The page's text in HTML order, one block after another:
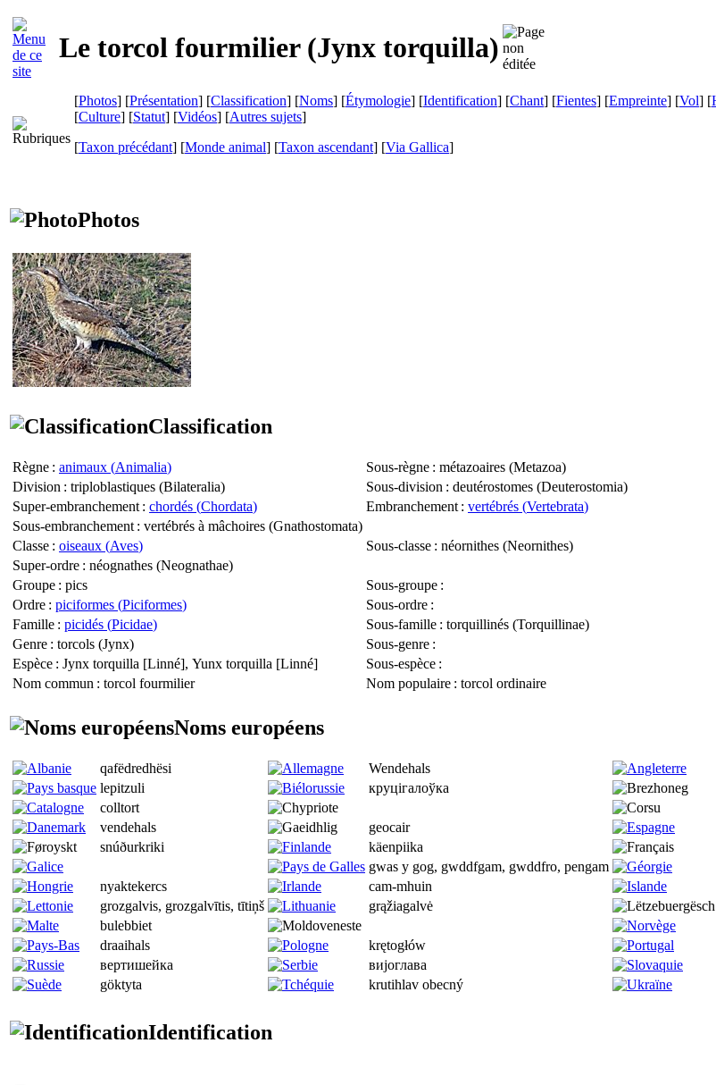
Le torcol fourmilier (Jynx torquilla)
[Photos] [Présentation] [Classification] [Noms] [Étymologie] [Identification] [Chant] [Fientes] [Empreinte] [Vol] [
[Culture] [Statut] [Vidéos] [Autres sujets]
[Taxon précédant] [Monde animal] [Taxon ascendant] [Via Gallica]
Photos
Classification
Règne : animaux (Animalia) Sous-règne : métazoaires (Metazoa)
Division : triploblastiques (Bilateralia) Sous-division : deutérostomes (Deuterostomia)
Super-embranchement : chordés (Chordata) Embranchement : vertébrés (Vertebrata)
Sous-embranchement : vertébrés à mâchoires (Gnathostomata)
Classe : oiseaux (Aves) Sous-classe : néornithes (Neornithes)
Super-ordre : néognathes (Neognathae)
Groupe : pics Sous-groupe :
Ordre : piciformes (Piciformes) Sous-ordre :
Famille : picidés (Picidae) Sous-famille : torquillinés (Torquillinae)
Genre : torcols (Jynx) Sous-genre :
Espèce : Jynx torquilla [Linné], Yunx torquilla [Linné] Sous-espèce :
Nom commun : torcol fourmilier Nom populaire : torcol ordinaire
Noms européens
qafëdredhësi Wendehals
lepitzuli
круцiгалоўка
colltort
vendehals
geocair
snúðurkriki
käenpiika
gwas y gog, gwddfgam, gwddfro, pengam
nyaktekercs
cam-mhuin
grozgalvis, grozgalvītis, tītiņš
grąžiagalvė
bulebbiet
draaihals
krętogłów
вертишейка
виjoглава
göktyta
krutihlav obecný
Identification